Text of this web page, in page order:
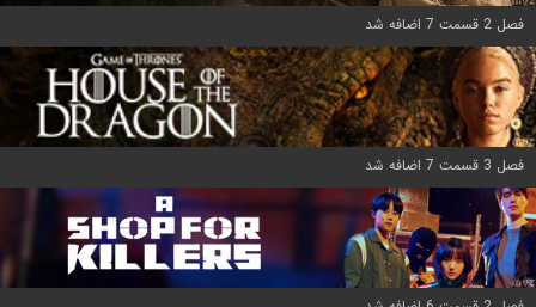
فصل 2 قسمت 7 اضافه شد
فصل 3 قسمت 7 اضافه شد